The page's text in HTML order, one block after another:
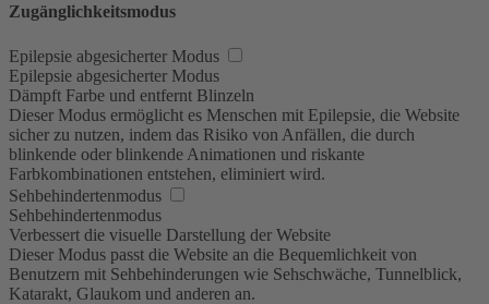
Zugänglichkeitsmodus
Epilepsie abgesicherter Modus
Epilepsie abgesicherter Modus
Dämpft Farbe und entfernt Blinzeln
Dieser Modus ermöglicht es Menschen mit Epilepsie, die Website
sicher zu nutzen, indem das Risiko von Anfällen, die durch
blinkende oder blinkende Animationen und riskante
Farbkombinationen entstehen, eliminiert wird.
Sehbehindertenmodus
Sehbehindertenmodus
Verbessert die visuelle Darstellung der Website
Dieser Modus passt die Website an die Bequemlichkeit von
Benutzern mit Sehbehinderungen wie Sehschwäche, Tunnelblick,
Katarakt, Glaukom und anderen an.